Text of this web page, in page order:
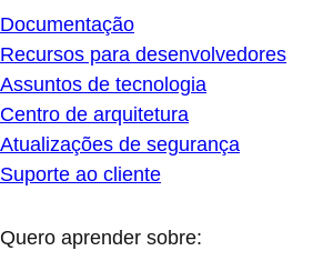
Documentação
Recursos para desenvolvedores
Assuntos de tecnologia
Centro de arquitetura
Atualizações de segurança
Suporte ao cliente
Quero aprender sobre: